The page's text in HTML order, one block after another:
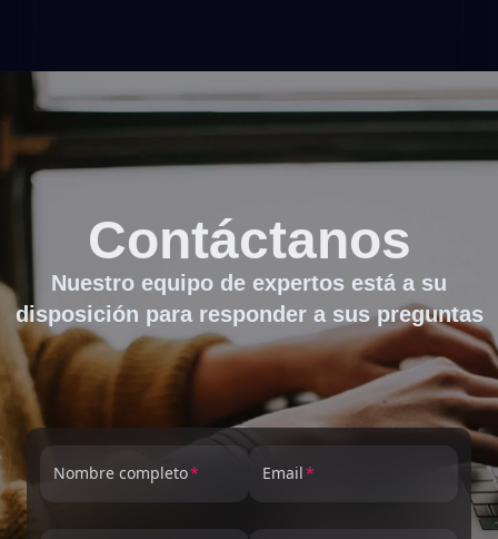
Contáctanos
Nuestro equipo de expertos está a su
disposición para responder a sus preguntas
Nombre completo Email